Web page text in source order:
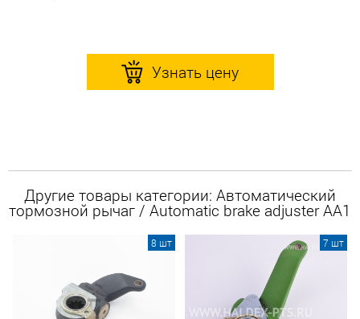
Узнать цену
Другие товары категории: Автоматический
тормозной рычаг / Automatic brake adjuster AA1
8 шт 7 шт